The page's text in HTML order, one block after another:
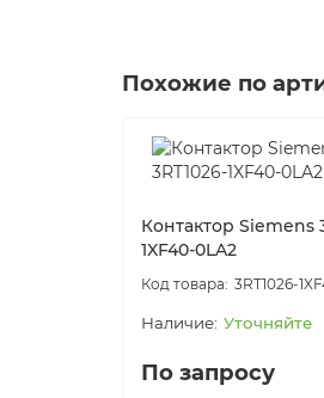
Похожие по
Контактор Siemens
1XF40-0LA2
3RT1026-
Уточняйте
По запросу